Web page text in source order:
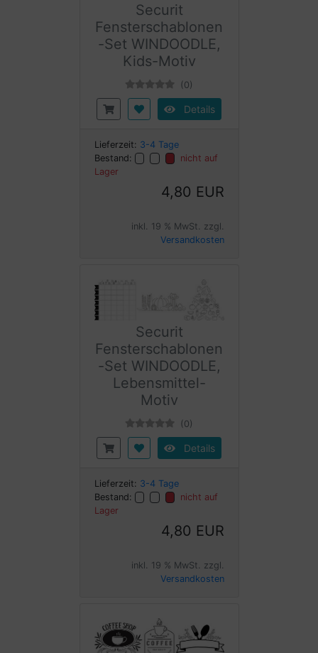
Securit
Fensterschablonen
-Set WINDOODLE,
Kids-Motiv
(0)
Details
Lieferzeit: 3-4 Tage
Bestand:
nicht auf
Lager
4,80 EUR
inkl. 19 % MwSt. zzgl.
Versandkosten
Securit
Fensterschablonen
-Set WINDOODLE,
Lebensmittel-
Motiv
(0)
Details
Lieferzeit: 3-4 Tage
Bestand:
nicht auf
Lager
4,80 EUR
inkl. 19 % MwSt. zzgl.
Versandkosten